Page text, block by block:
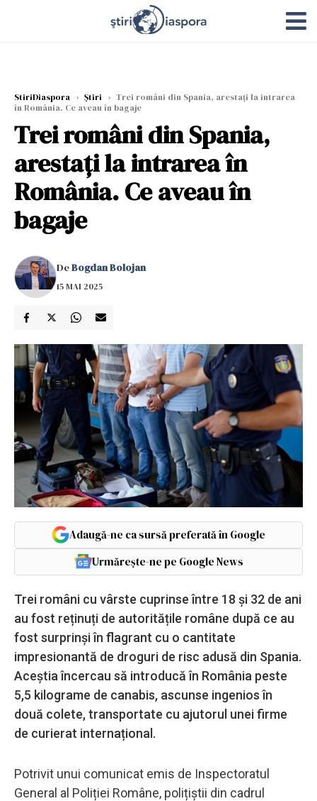
StiriDiaspora › Știri › Trei români din Spania, arestați la intrarea
în România. Ce aveau în bagaje
Trei români din Spania,
arestați la intrarea în
România. Ce aveau în
bagaje
DeBogdan Bolojan
15 MAI 2025
Adaugă-ne ca sursă preferată în Google
Urmărește-ne pe Google News
Trei români cu vârste cuprinse între 18 și 32 de ani
au fost reținuți de autoritățile române după ce au
fost surprinși în flagrant cu o cantitate
impresionantă de droguri de risc adusă din Spania.
Aceștia încercau să introducă în România peste
5,5 kilograme de canabis, ascunse ingenios în
două colete, transportate cu ajutorul unei firme
de curierat internațional.
Potrivit unui comunicat emis de Inspectoratul
General al Poliției Române, polițiștii din cadrul